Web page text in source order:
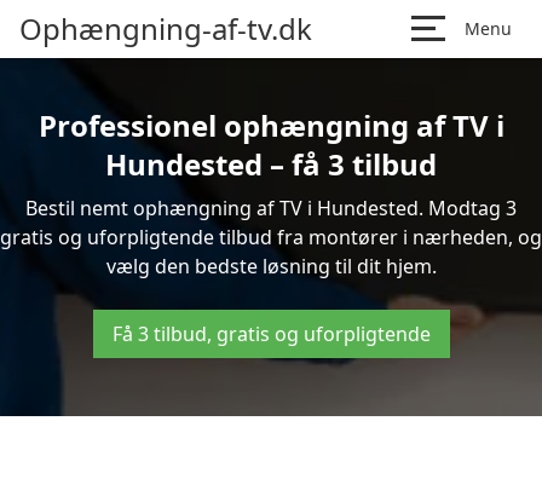
Ophængning-af-tv.dk Menu
Professionel ophængning af TV i
Hundested – få 3 tilbud
Bestil nemt ophængning af TV i Hundested. Modtag 3
gratis og uforpligtende tilbud fra montører i nærheden, og
vælg den bedste løsning til dit hjem.
Få 3 tilbud, gratis og uforpligtende